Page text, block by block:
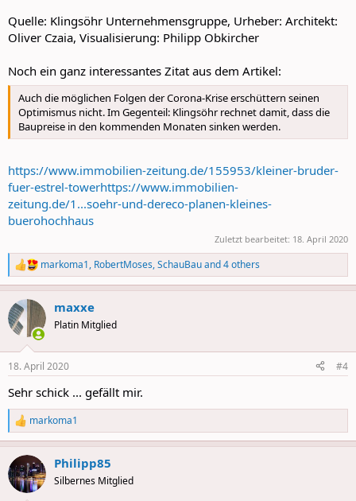
Quelle: Klingsöhr Unternehmensgruppe, Urheber: Architekt:
Oliver Czaia, Visualisierung: Philipp Obkircher
Noch ein ganz interessantes Zitat aus dem Artikel:
Auch die möglichen Folgen der Corona-Krise erschüttern seinen
Optimismus nicht. Im Gegenteil: Klingsöhr rechnet damit, dass die
Baupreise in den kommenden Monaten sinken werden.
https://www.immobilien-zeitung.de/155953/kleiner-bruder-
fuer-estrel-towerhttps://www.immobilien-
zeitung.de/1...soehr-und-dereco-planen-kleines-
buerohochhaus
Zuletzt bearbeitet: 18. April 2020
R
e
a
c
t
i
s
markoma1, RobertMoses,SchauBauand 4 others
maxxe
Platin Mitglied
18. April 2020 #4
Sehr schick ... gefällt mir.
R
e
a
c
t
i
markoma1
Philipp85
Silbernes Mitglied